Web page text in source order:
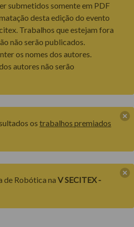
submetidos somente em PDF
desta edição do evento
Trabalhos que estejam fora
não serão publicados.
os nomes dos autores.
autores não serão
os trabalhos premiados
de Robótica na V SECITEX -